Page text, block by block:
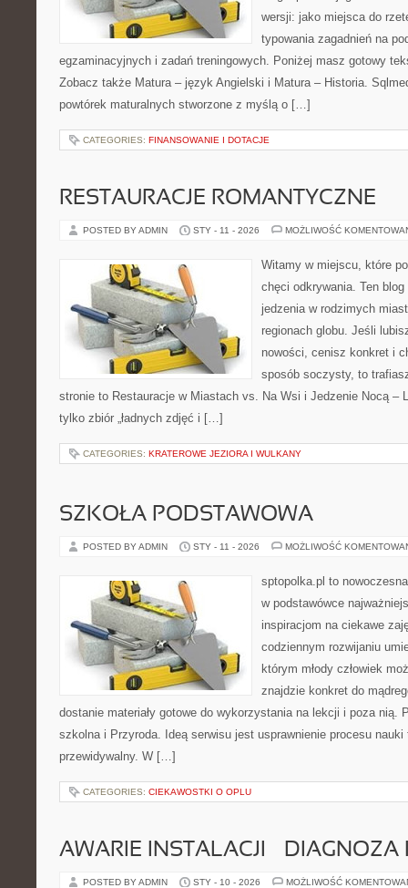
wersji: jako miejsca do
typowania zagadnień na
egzaminacyjnych i zadań treningowych. Poniżej masz gotowy
Zobacz także Matura – język Angielski i Matura – Historia.
powtórek maturalnych stworzone z myślą o […]
CATEGORIES: FINANSOWANIE I DOTACJE
RESTAURACJE ROMANTYCZNE
POSTED BY ADMIN STY - 11 - 2026 MOŻLIWOŚĆ
Witamy w miejscu, które
chęci odkrywania. Ten
jedzenia w rodzimych
regionach globu. Jeśli
nowości, cenisz konkret i
sposób soczysty, to
stronie to Restauracje w Miastach vs. Na Wsi i Jedzenie Nocą –
tylko zbiór „ładnych zdjęć i […]
CATEGORIES: KRATEROWE JEZIORA I WULKANY
SZKOŁA PODSTAWOWA
POSTED BY ADMIN STY - 11 - 2026 MOŻLIWOŚĆ
sptopolka.pl to
w podstawówce
inspiracjom na ciekawe
codziennym rozwijaniu
którym młody człowiek
znajdzie konkret do
dostanie materiały gotowe do wykorzystania na lekcji i poza nią.
szkolna i Przyroda. Ideą serwisu jest usprawnienie procesu nauki
przewidywalny. W […]
CATEGORIES: CIEKAWOSTKI O OPLU
AWARIE INSTALACJI – DIAGNOZA
POSTED BY ADMIN STY - 10 - 2026 MOŻLIWOŚĆ